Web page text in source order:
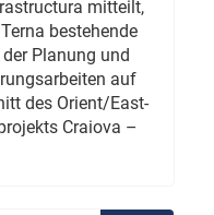
mitteilt,
bestehende
Planung und
auf
des Orient/East-
Craiova –